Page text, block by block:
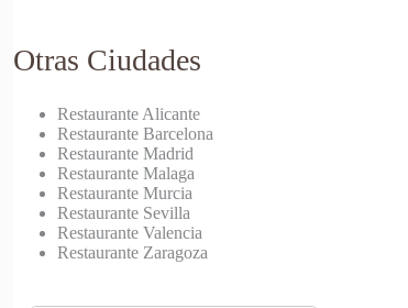
Otras Ciudades
Restaurante Alicante
Restaurante Barcelona
Restaurante Madrid
Restaurante Malaga
Restaurante Murcia
Restaurante Sevilla
Restaurante Valencia
Restaurante Zaragoza